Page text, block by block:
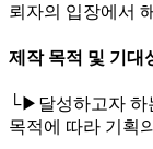
뢰자의 입장에서
제작 목적 및 기대
└▶달성하고자 하
목적에 따라 기획